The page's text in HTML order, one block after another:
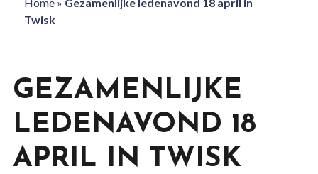
Twisk
GEZAMENLIJKE
LEDENAVOND 18
APRIL IN TWISK